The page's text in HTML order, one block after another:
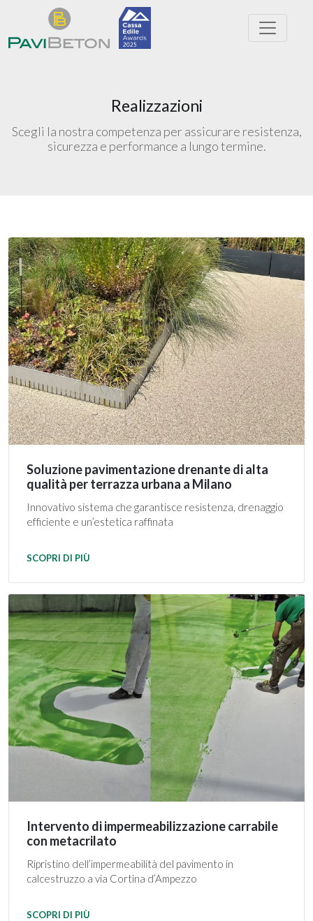
Realizzazioni
Scegli la nostra competenza per assicurare resistenza,
sicurezza e performance a lungo termine.
Soluzione pavimentazione drenante di alta
qualità per terrazza urbana a Milano
Innovativo sistema che garantisce resistenza, drenaggio
efficiente e un’estetica raffinata
SCOPRI DI PIÙ
Intervento di impermeabilizzazione carrabile
con metacrilato
Ripristino dell’impermeabilità del pavimento in
calcestruzzo a via Cortina d’Ampezzo
SCOPRI DI PIÙ